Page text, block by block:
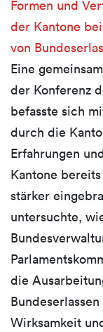
Formen und
der Kantone
von
Eine
der Konferenz
befasste sich
durch die
Erfahrungen
Kantone
stärker
untersuchte,
die
Wirksamkeit